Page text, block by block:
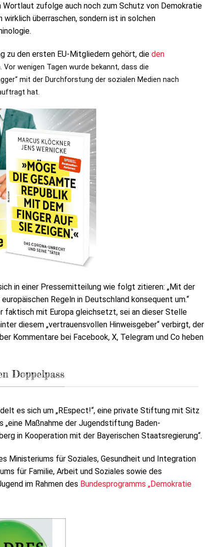
zufolge auch noch zum Schutz von Demokratie
überraschen, sondern ist in solchen
zu den ersten EU-Mitgliedern gehört, die den
wenigen Tagen wurde bekannt, dass die
mit der Durchforstung der sozialen Medien nach
hat.
in einer Pressemitteilung wie folgt zitieren: „Mit der
Regeln in Deutschland konsequent um.“
faktisch mit Europa gleichsetzt, sei an dieser Stelle
diesem „vertrauensvollen Hinweisgeber“ verbirgt, der
Kommentare bei Facebook, X, Telegram und Co heben
Doppelpass
es sich um „REspect!“, eine private Stiftung mit Sitz
Maßnahme der Jugendstiftung Baden-
in Kooperation mit der Bayerischen Staatsregierung“.
Ministeriums für Soziales, Gesundheit und Integration
für Familie, Arbeit und Soziales sowie des
im Rahmen des Bundesprogramms „Demokratie